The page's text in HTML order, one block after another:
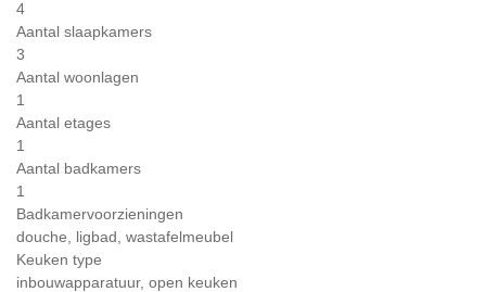
4
Aantal slaapkamers
3
Aantal woonlagen
1
Aantal etages
1
Aantal badkamers
1
Badkamervoorzieningen
douche, ligbad, wastafelmeubel
Keuken type
inbouwapparatuur, open keuken